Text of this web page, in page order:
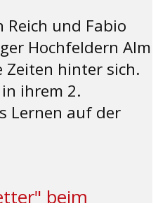
und Fabio
Hochfeldern Alm
Zeiten hinter sich.
ihrem 2.
Lernen auf der